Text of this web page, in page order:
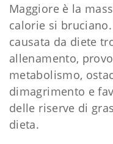
Maggiore è la
calorie si
causata da diete
allenamento,
metabolismo,
dimagrimento e
delle riserve di
dieta.